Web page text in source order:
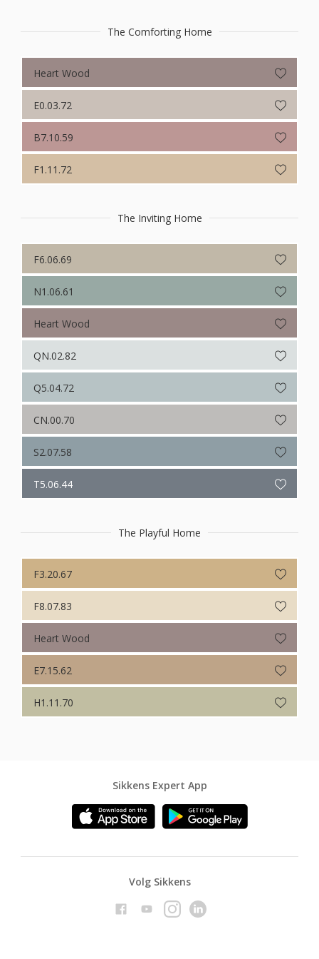
Sikkens Colour Futures 2019
Sikkens Colour Futures 2018
The Comforting Home
Heart Wood
E0.03.72
B7.10.59
F1.11.72
The Inviting Home
F6.06.69
N1.06.61
Heart Wood
QN.02.82
Q5.04.72
CN.00.70
S2.07.58
T5.06.44
The Playful Home
F3.20.67
F8.07.83
Heart Wood
E7.15.62
H1.11.70
Sikkens Expert App
Volg Sikkens